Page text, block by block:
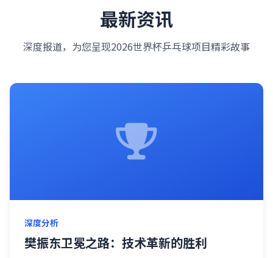
最新资讯
深度报道，为您呈现2026世界杯乒乓球项目精彩故事
深度分析
樊振东卫冕之路：技术革新的胜利